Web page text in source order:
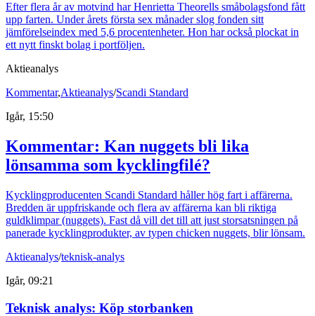
Efter flera år av motvind har Henrietta Theorells småbolagsfond fått
upp farten. Under årets första sex månader slog fonden sitt
jämförelseindex med 5,6 procentenheter. Hon har också plockat in
ett nytt finskt bolag i portföljen.
Aktieanalys
Kommentar,Aktieanalys/Scandi Standard
Igår, 15:50
Kommentar: Kan nuggets bli lika
lönsamma som kycklingfilé?
Kycklingproducenten Scandi Standard håller hög fart i affärerna.
Bredden är uppfriskande och flera av affärerna kan bli riktiga
guldklimpar (nuggets). Fast då vill det till att just storsatsningen på
panerade kycklingprodukter, av typen chicken nuggets, blir lönsam.
Aktieanalys/teknisk-analys
Igår, 09:21
Teknisk analys: Köp storbanken